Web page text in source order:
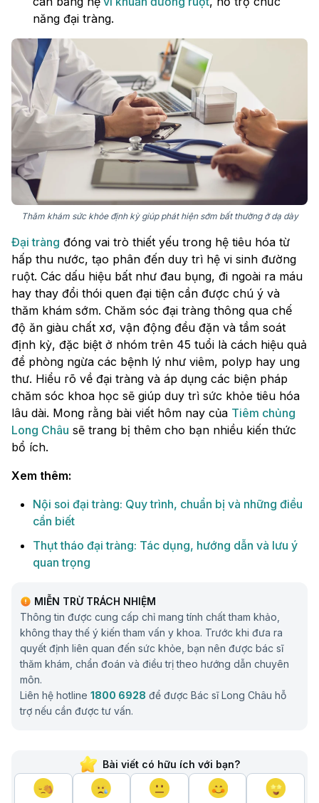
năng đại tràng.
Thăm khám sức khỏe định kỳ giúp phát hiện sớm bất thường ở dạ dày
Đại tràng đóng vai trò thiết yếu trong hệ tiêu hóa từ
hấp thu nước, tạo phân đến duy trì hệ vi sinh đường
ruột. Các dấu hiệu bất như đau bụng, đi ngoài ra máu
hay thay đổi thói quen đại tiện cần được chú ý và
thăm khám sớm. Chăm sóc đại tràng thông qua chế
độ ăn giàu chất xơ, vận động đều đặn và tầm soát
định kỳ, đặc biệt ở nhóm trên 45 tuổi là cách hiệu quả
để phòng ngừa các bệnh lý như viêm, polyp hay ung
thư. Hiểu rõ về đại tràng và áp dụng các biện pháp
chăm sóc khoa học sẽ giúp duy trì sức khỏe tiêu hóa
lâu dài. Mong rằng bài viết hôm nay của Tiêm chủng
Long Châu sẽ trang bị thêm cho bạn nhiều kiến thức
bổ ích.
Xem thêm:
Nội soi đại tràng: Quy trình, chuẩn bị và những điều
cần biết
Thụt tháo đại tràng: Tác dụng, hướng dẫn và lưu ý
quan trọng
MIỄN TRỪ TRÁCH NHIỆM
Thông tin được cung cấp chỉ mang tính chất tham khảo,
không thay thế ý kiến tham vấn y khoa. Trước khi đưa ra
quyết định liên quan đến sức khỏe, bạn nên được bác sĩ
thăm khám, chẩn đoán và điều trị theo hướng dẫn chuyên
môn.
Liên hệ hotline 1800 6928 để được Bác sĩ Long Châu hỗ
trợ nếu cần được tư vấn.
Bài viết có hữu ích với bạn?